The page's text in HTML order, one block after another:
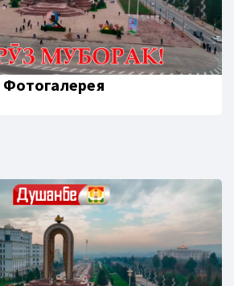
Фотогалерея